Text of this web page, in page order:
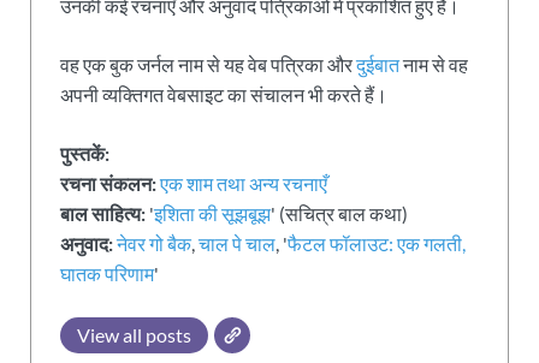
उनकी कई रचनाएँ और अनुवाद पत्रिकाओं में प्रकाशित हुए हैं।
वह एक बुक जर्नल नाम से यह वेब पत्रिका औरदुईबातनाम से वह
अपनी व्यक्तिगत वेबसाइट का संचालन भी करते हैं।
पुस्तकें:
रचना संकलन:एक शाम तथा अन्य रचनाएँ
बाल साहित्य: 'इशिता की सूझबूझ' (सचित्र बाल कथा)
अनुवाद:नेवर गो बैक ,चाल पे चाल , 'फैटल फॉलाउट: एक गलती,
घातक परिणाम'
View all posts